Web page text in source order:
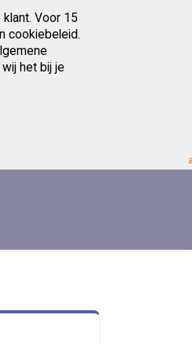
Voor 15
cookiebeleid.
het bij je